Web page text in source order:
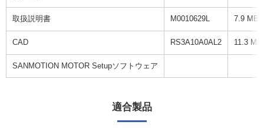
取扱説明書 M0010629L 7.9 MB
CAD RS3A10A0AL2 11.3 MB
SANMOTION MOTOR Setupソフトウェア
適合製品